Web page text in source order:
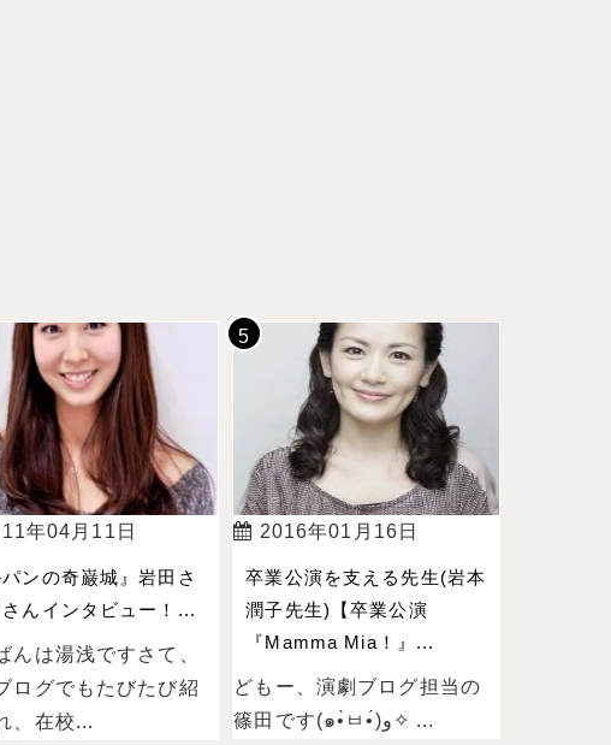
年04月11日
パンの奇巌城』岩田さ
んインタビュー！...
んは湯浅ですさて、
ログでもたびたび紹
、在校...
2016年01月16日
卒業公演を支える先生(岩本
潤子先生)【卒業公演
『Mamma Mia！』...
どもー、演劇ブログ担当の
篠田です(๑•̀ㅂ•́)و✧ ...